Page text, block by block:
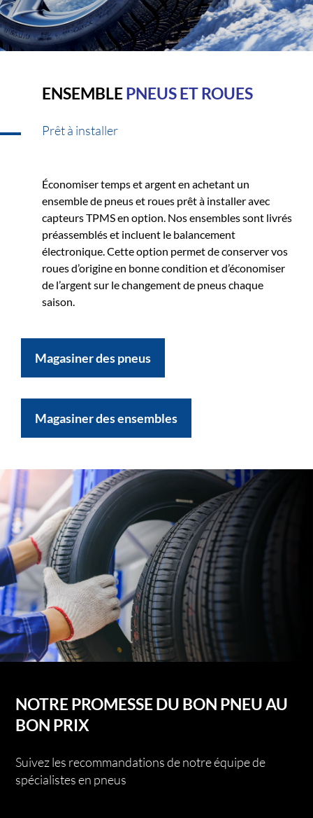
ENSEMBLEPNEUS ET ROUES
Prêt à installer
Économiser temps et argent en achetant un
ensemble de pneus et roues prêt à installer avec
capteurs TPMS en option. Nos ensembles sont livrés
préassemblés et incluent le balancement
électronique. Cette option permet de conserver vos
roues d’origine en bonne condition et d’économiser
de l’argent sur le changement de pneus chaque
saison.
Magasiner des pneus
Magasiner des ensembles
NOTRE PROMESSE DU BON PNEU AU
BON PRIX
Suivez les recommandations de notre équipe de
spécialistes en pneus